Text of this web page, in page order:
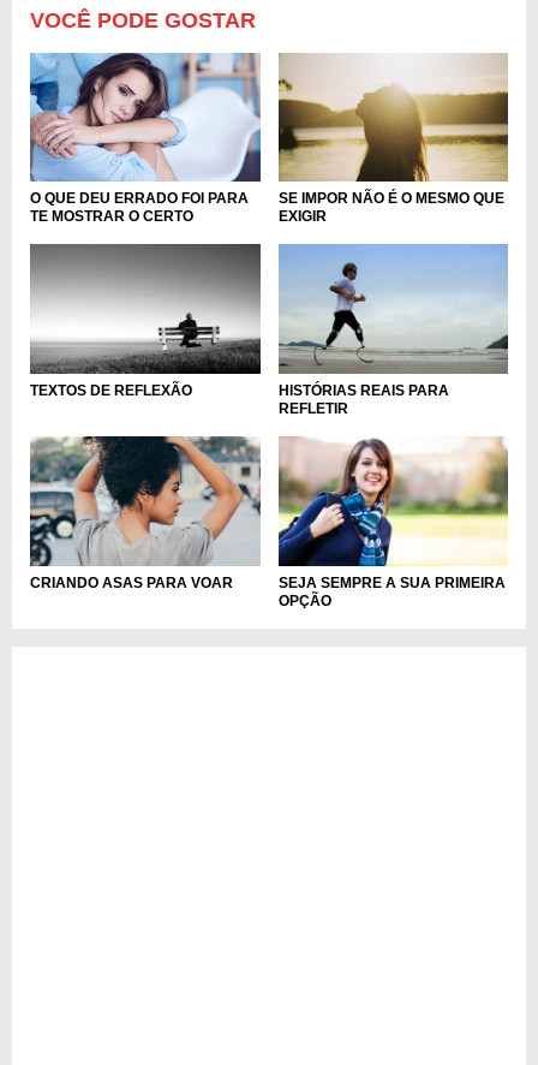
VOCÊ PODE GOSTAR
O QUE DEU ERRADO FOI PARA
TE MOSTRAR O CERTO
SE IMPOR NÃO É O MESMO QUE
EXIGIR
TEXTOS DE REFLEXÃO
HISTÓRIAS REAIS PARA
REFLETIR
CRIANDO ASAS PARA VOAR
SEJA SEMPRE A SUA PRIMEIRA
OPÇÃO